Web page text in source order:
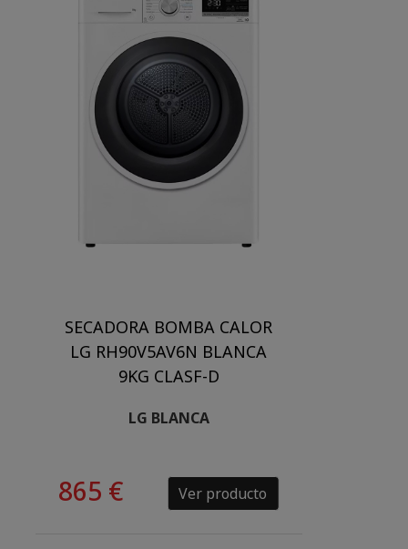
SECADORA BOMBA CALOR
LG RH90V5AV6N BLANCA
9KG CLASF-D
LG BLANCA
865 € Ver producto